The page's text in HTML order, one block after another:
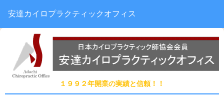
１９９２年開業の実績と信頼！！
安達カイロプラクティックオフィス